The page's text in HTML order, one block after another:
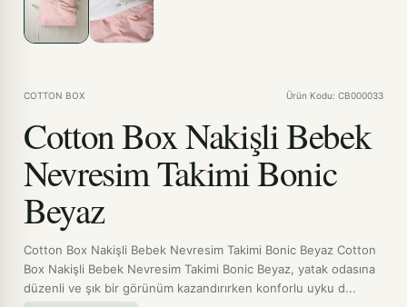
COTTON BOX Ürün Kodu: CB000033
Cotton Box Nakişli Bebek
Nevresim Takimi Bonic
Beyaz
Cotton Box Nakişli Bebek Nevresim Takimi Bonic Beyaz Cotton
Box Nakişli Bebek Nevresim Takimi Bonic Beyaz, yatak odasına
düzenli ve şık bir görünüm kazandırırken konforlu uyku d...